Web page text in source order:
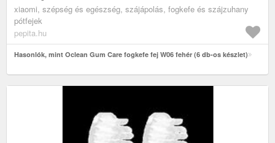
xiaomi, szépség és egészség, szájápolás, fogkefe és szájzuhany
pótfejek
pepita.hu
Hasonlók, mint Oclean Gum Care fogkefe fej W06 fehér (6 db-os készlet)